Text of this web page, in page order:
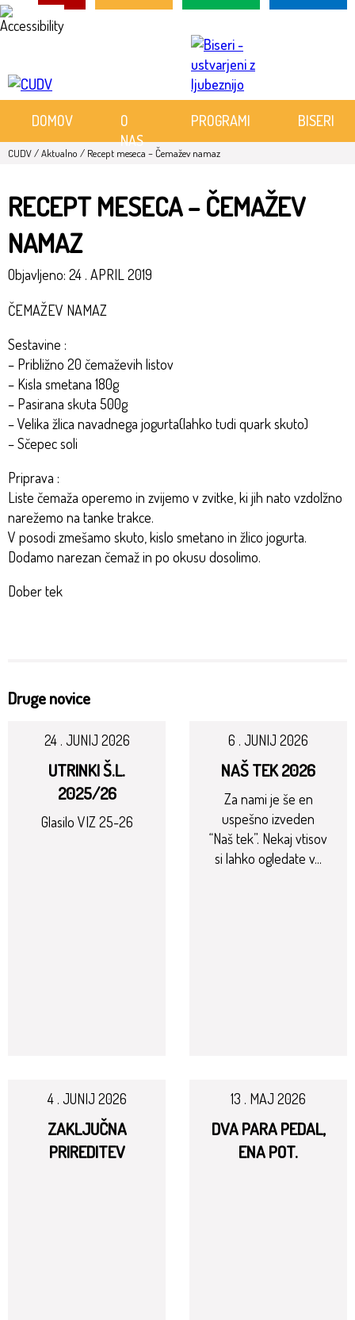
Skoči
DOMOV
O
NAS
PROGRAMI BISERI
CUDV/Aktualno / Recept meseca – Čemažev namaz
RECEPT MESECA – ČEMAŽEV
NAMAZ
Objavljeno: 24 . APRIL 2019
ČEMAŽEV NAMAZ
Sestavine :
– Približno 20 čemaževih listov
– Kisla smetana 180g
– Pasirana skuta 500g
– Velika žlica navadnega jogurta(lahko tudi quark skuto)
– Sčepec soli
Priprava :
Liste čemaža operemo in zvijemo v zvitke, ki jih nato vzdolžno
narežemo na tanke trakce.
V posodi zmešamo skuto, kislo smetano in žlico jogurta.
Dodamo narezan čemaž in po okusu dosolimo.
Dober tek
Druge novice
24 . JUNIJ 2026
UTRINKI Š.L.
2025/26
Glasilo VIZ 25-26
6 . JUNIJ 2026
NAŠ TEK 2026
Za nami je še en
uspešno izveden
“Naš tek”. Nekaj vtisov
si lahko ogledate v...
4 . JUNIJ 2026
ZAKLJUČNA
PRIREDITEV
13 . MAJ 2026
DVA PARA PEDAL,
ENA POT.